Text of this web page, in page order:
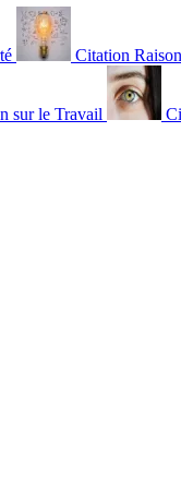
Citation Raison
sur le Travail